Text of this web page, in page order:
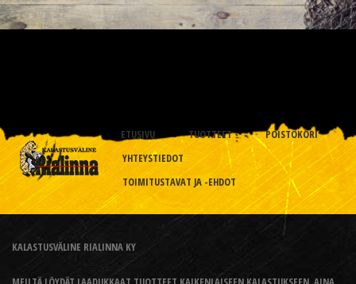
ETUSIVU TUOTTEET
POISTOKORI
YHTEYSTIEDOT
TOIMITUSTAVAT JA -EHDOT
KALASTUSVÄLINE RIALINNA KY